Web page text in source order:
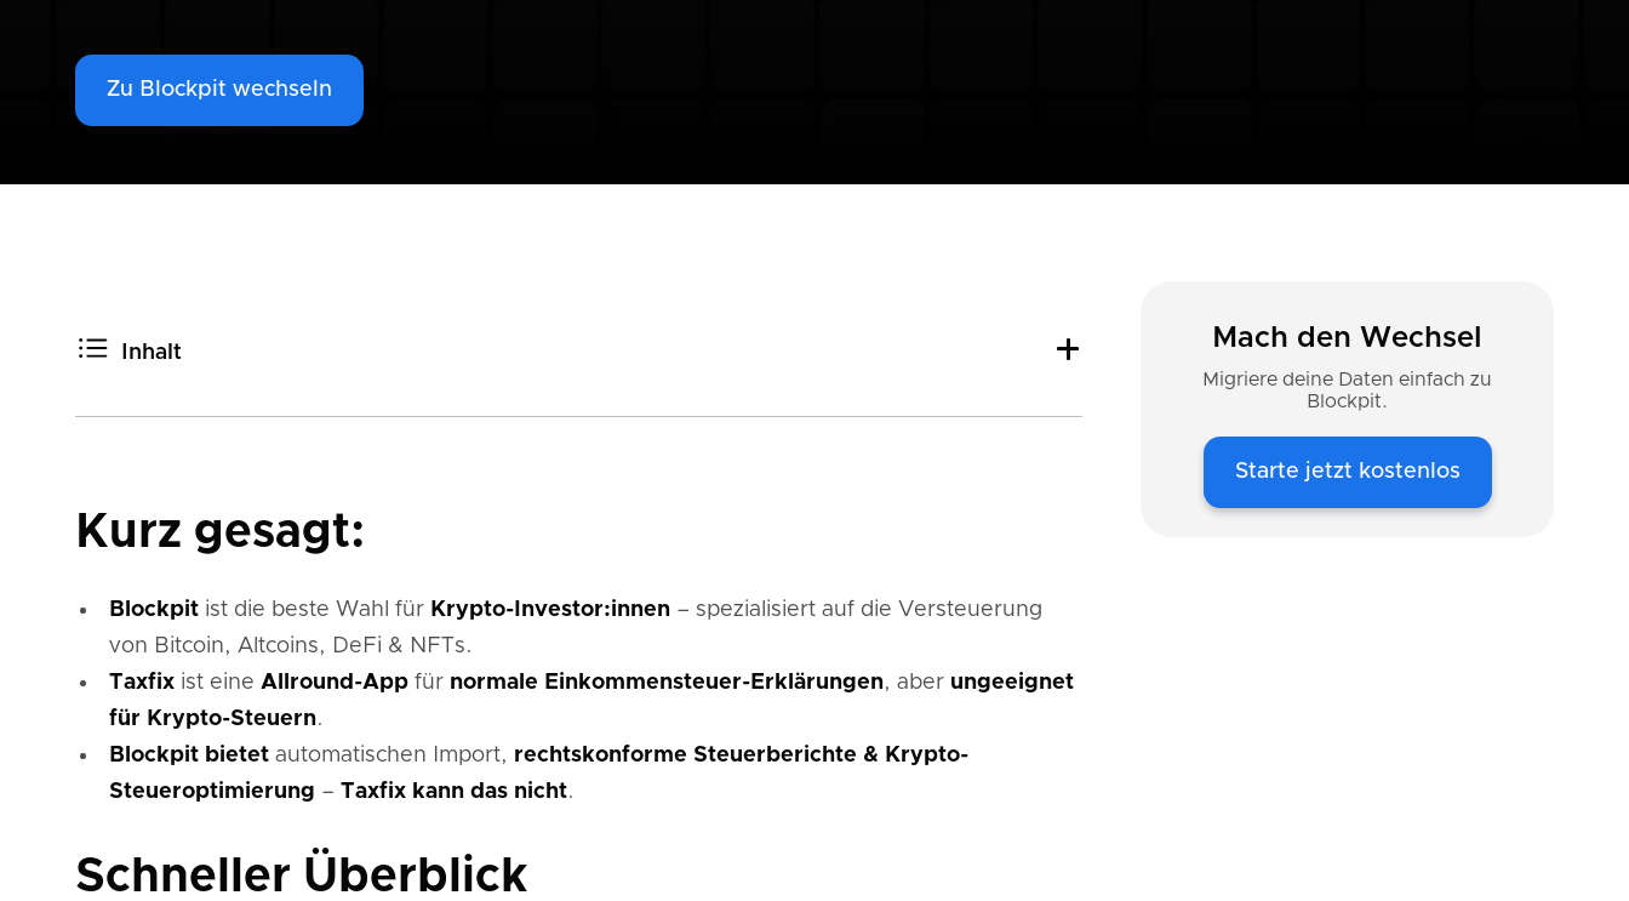
Zu Blockpit wechseln
Inhalt
Funktionen & Vorteile im Detail
Fazit: Welches Tool ist die bessere Wahl?
Kurz gesagt:
Blockpit ist die beste Wahl für Krypto-Investor:innen – spezialisiert auf die Versteuerung
von Bitcoin, Altcoins, DeFi & NFTs.
Taxfix ist eine Allround-App für normale Einkommensteuer-Erklärungen, aber ungeeignet
für Krypto-Steuern.
Blockpit bietet automatischen Import, rechtskonforme Steuerberichte & Krypto-
Steueroptimierung – Taxfix kann das nicht.
Schneller Überblick
Mach den Wechsel
Migriere deine Daten einfach zu
Blockpit.
Starte jetzt kostenlos